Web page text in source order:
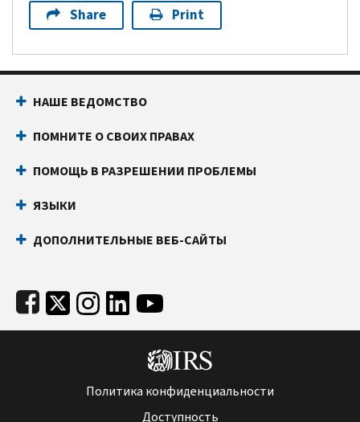
Share Print
Footer Navigation
НАШЕ ВЕДОМСТВО
ПОМНИТЕ О СВОИХ ПРАВАХ
ПОМОЩЬ В РАЗРЕШЕНИИ ПРОБЛЕМЫ
ЯЗЫКИ
ДОПОЛНИТЕЛЬНЫЕ ВЕБ-САЙТЫ
Subfooter
Политика конфиденциальности
Доступность